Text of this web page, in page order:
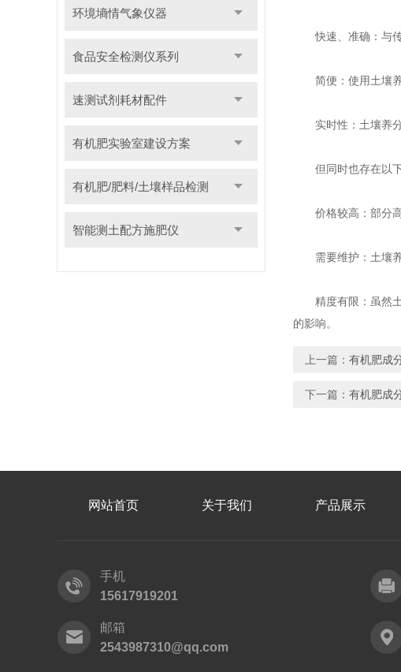
环境墒情气象仪器
食品安全检测仪系列
速测试剂耗材配件
有机肥实验室建设方案
有机肥/肥料/土壤样品检测
智能测土配方施肥仪
快速、准确：与传
简便：使用土壤养
实时性：土壤养分
但同时也存在以下
价格较高：部分高
需要维护：土壤养
精度有限：虽然土
的影响。
上一篇： 有机肥成
下一篇： 有机肥成
网站首页 关于我们 产品展示
手机
15617919201
邮箱
2543987310@qq.com